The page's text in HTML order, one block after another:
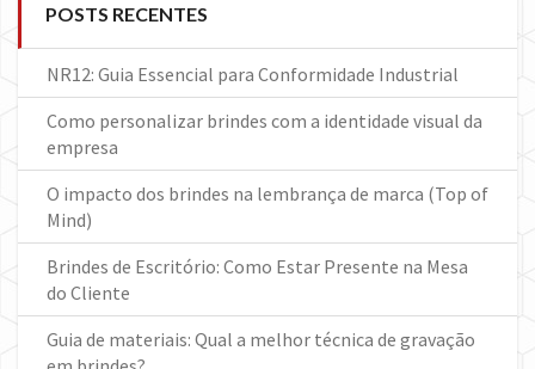
POSTS RECENTES
NR12: Guia Essencial para Conformidade Industrial
Como personalizar brindes com a identidade visual da
empresa
O impacto dos brindes na lembrança de marca (Top of
Mind)
Brindes de Escritório: Como Estar Presente na Mesa
do Cliente
Guia de materiais: Qual a melhor técnica de gravação